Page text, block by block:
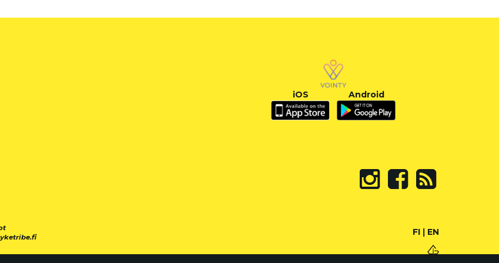
iOS Android
FI | EN